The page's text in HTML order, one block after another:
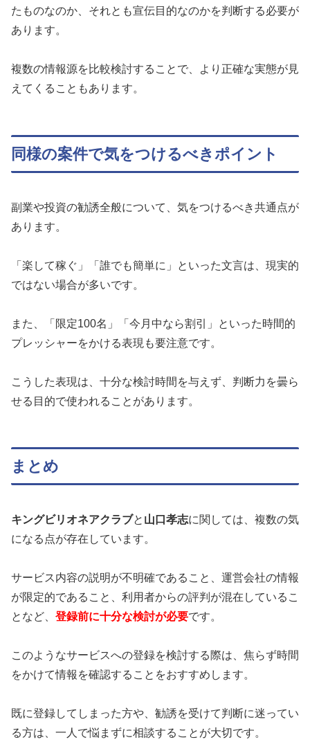
たものなのか、それとも宣伝目的なのかを判断する必要が
あります。
複数の情報源を比較検討することで、より正確な実態が見
えてくることもあります。
同様の案件で気をつけるべきポイント
副業や投資の勧誘全般について、気をつけるべき共通点が
あります。
「楽して稼ぐ」「誰でも簡単に」といった文言は、現実的
ではない場合が多いです。
また、「限定100名」「今月中なら割引」といった時間的
プレッシャーをかける表現も要注意です。
こうした表現は、十分な検討時間を与えず、判断力を曇ら
せる目的で使われることがあります。
まとめ
キングビリオネアクラブと 山口孝志に関しては、複数の気
になる点が存在しています。
サービス内容の説明が不明確であること、運営会社の情報
が限定的であること、利用者からの評判が混在しているこ
となど、 登録前に十分な検討が必要です。
このようなサービスへの登録を検討する際は、焦らず時間
をかけて情報を確認することをおすすめします。
既に登録してしまった方や、勧誘を受けて判断に迷ってい
る方は、一人で悩まずに相談することが大切です。